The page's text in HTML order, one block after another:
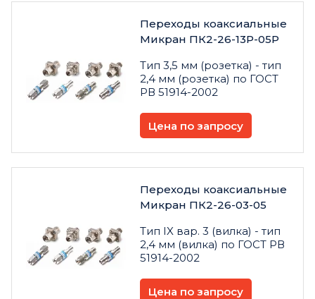
Переходы коаксиальные
Микран ПК2-26-13Р-05Р
Тип 3,5 мм (розетка) - тип
2,4 мм (розетка) по ГОСТ
РВ 51914-2002
Цена по запросу
Переходы коаксиальные
Микран ПК2-26-03-05
Тип IX вар. 3 (вилка) - тип
2,4 мм (вилка) по ГОСТ РВ
51914-2002
Цена по запросу